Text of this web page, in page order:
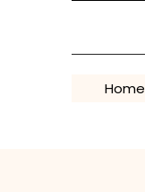
Home